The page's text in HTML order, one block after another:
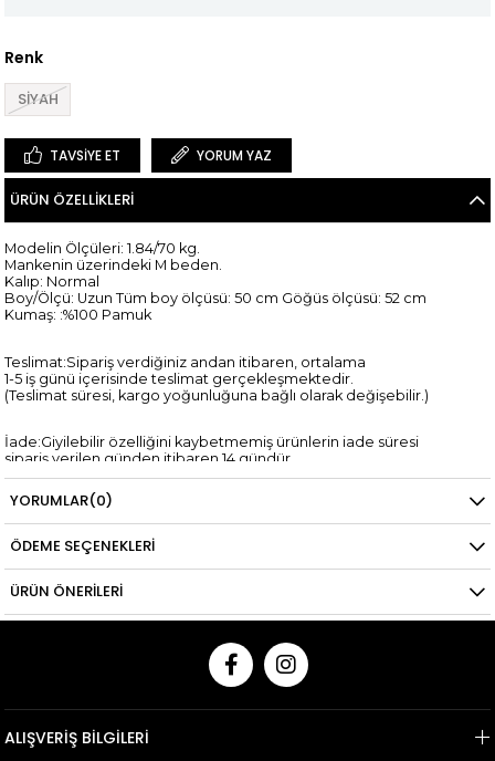
Renk
SİYAH
TAVSIYE ET YORUM YAZ
ÜRÜN ÖZELLIKLERI
Modelin Ölçüleri: 1.84/70 kg.
Mankenin üzerindeki M beden.
Kalıp: Normal
Boy/Ölçü: Uzun Tüm boy ölçüsü: 50 cm Göğüs ölçüsü: 52 cm
Kumaş: :%100 Pamuk
Teslimat:Sipariş verdiğiniz andan itibaren, ortalama
1-5 iş günü içerisinde teslimat gerçekleşmektedir.
(Teslimat süresi, kargo yoğunluğuna bağlı olarak değişebilir.)
İade:Giyilebilir özelliğini kaybetmemiş ürünlerin iade süresi
sipariş verilen günden itibaren 14 gündür.
*Kredi kartına yapılan iadelerin kredi kartı hesaplarına yansıma
süresi,
ilgili bankanın tasarrufundadır.
YORUMLAR(0)
ÖDEME SEÇENEKLERI
ÜRÜN ÖNERILERI
ALIŞVERİŞ BİLGİLERİ